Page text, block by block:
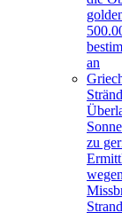
an
zu
wegen